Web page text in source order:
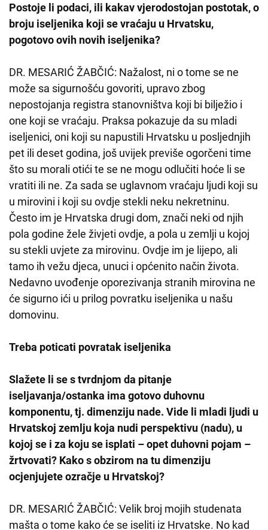
Postoje li podaci, ili kakav vjerodostojan postotak, o
broju iseljenika koji se vraćaju u Hrvatsku,
pogotovo ovih novih iseljenika?
DR. MESARIĆ ŽABČIĆ: Nažalost, ni o tome se ne
može sa sigurnošću govoriti, upravo zbog
nepostojanja registra stanovništva koji bi bilježio i
one koji se vraćaju. Praksa pokazuje da su mladi
iseljenici, oni koji su napustili Hrvatsku u posljednjih
pet ili deset godina, još uvijek previše ogorčeni time
što su morali otići te se ne mogu odlučiti hoće li se
vratiti ili ne. Za sada se uglavnom vraćaju ljudi koji su
u mirovini i koji su ovdje stekli neku nekretninu.
Često im je Hrvatska drugi dom, znači neki od njih
pola godine žele živjeti ovdje, a pola u zemlji u kojoj
su stekli uvjete za mirovinu. Ovdje im je lijepo, ali
tamo ih vežu djeca, unuci i općenito način života.
Nedavno uvođenje oporezivanja stranih mirovina ne
će sigurno ići u prilog povratku iseljenika u našu
domovinu.
Treba poticati povratak iseljenika
Slažete li se s tvrdnjom da pitanje
iseljavanja/ostanka ima gotovo duhovnu
komponentu, tj. dimenziju nade. Vide li mladi ljudi u
Hrvatskoj zemlju koja nudi perspektivu (nadu), u
kojoj se i za koju se isplati – opet duhovni pojam –
žrtvovati? Kako s obzirom na tu dimenziju
ocjenjujete ozračje u Hrvatskoj?
DR. MESARIĆ ŽABČIĆ: Velik broj mojih studenata
mašta o tome kako će se iseliti iz Hrvatske. No kad